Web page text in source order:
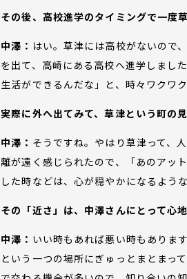
その後、高校進学のタイミングで一度
中澤： はい。草津には高校がないので
を出て、高崎にある高校へ進学しまし
生活ができるんだな」と、時々ワクワ
実際に外へ出てみて、草津という町の
中澤： そうですね。やはり草津って、
離が遠く感じられたので、「あのアッ
した時などは、心が穏やかになるよう
その「近さ」は、中澤さんにとって心
中澤： いい時もあれば悪い時もありま
という一つの場所にぎゅっとまとまっ